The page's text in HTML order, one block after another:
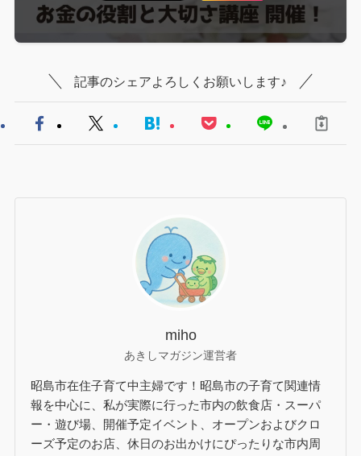
記事のシェアよろしくお願いします♪
miho
あきしマガジン運営者
昭島市在住子育て中主婦です！昭島市の子育て関連情
報を中心に、私が実際に行った市内の飲食店・スーパ
ー・遊び場、開催予定イベント、オープンおよびクロ
ーズ予定のお店、休日のお出かけにぴったりな市内周